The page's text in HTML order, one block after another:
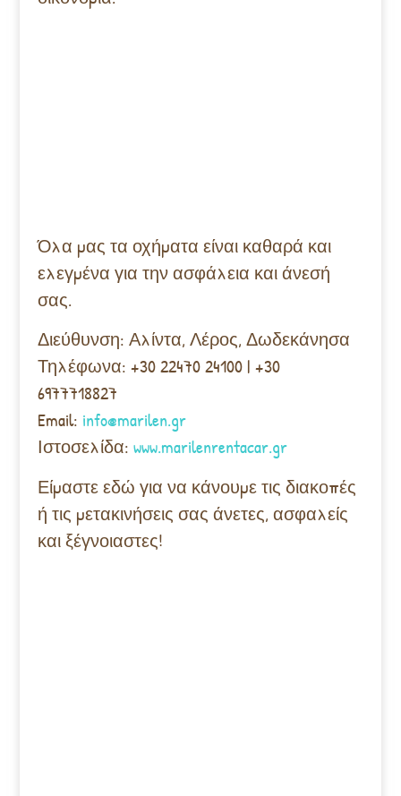
Όλα μας τα οχήματα είναι καθαρά και
ελεγμένα για την ασφάλεια και άνεσή
σας.
Διεύθυνση: Αλίντα, Λέρος, Δωδεκάνησα
Τηλέφωνα: +30 22470 24100 | +30
6977718827
Email: info@marilen.gr
Ιστοσελίδα:www.marilenrentacar.gr
Είμαστε εδώ για να κάνουμε τις διακοπές
ή τις μετακινήσεις σας άνετες, ασφαλείς
και ξέγνοιαστες!